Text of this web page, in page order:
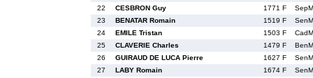
22
CESBRON Guy 1771 F
SepM
23
BENATAR Romain 1519 F
SenM
24
EMILE Tristan 1503 F
CadM
25
CLAVERIE Charles 1479 F
BenM
26
GUIRAUD DE LUCA Pierre 1627 F
SenM
27
LABY Romain 1674 F
SenM